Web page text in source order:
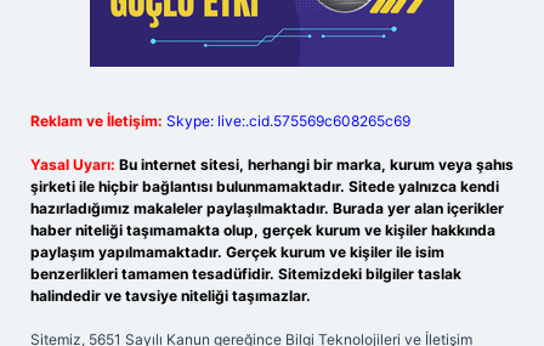
Reklam ve İletişim: Skype: live:.cid.575569c608265c69
Yasal Uyarı: Bu internet sitesi, herhangi bir marka, kurum veya şahıs
şirketi ile hiçbir bağlantısı bulunmamaktadır. Sitede yalnızca kendi
hazırladığımız makaleler paylaşılmaktadır. Burada yer alan içerikler
haber niteliği taşımamakta olup, gerçek kurum ve kişiler hakkında
paylaşım yapılmamaktadır. Gerçek kurum ve kişiler ile isim
benzerlikleri tamamen tesadüfidir. Sitemizdeki bilgiler taslak
halindedir ve tavsiye niteliği taşımazlar.
Sitemiz, 5651 Sayılı Kanun gereğince Bilgi Teknolojileri ve İletişim